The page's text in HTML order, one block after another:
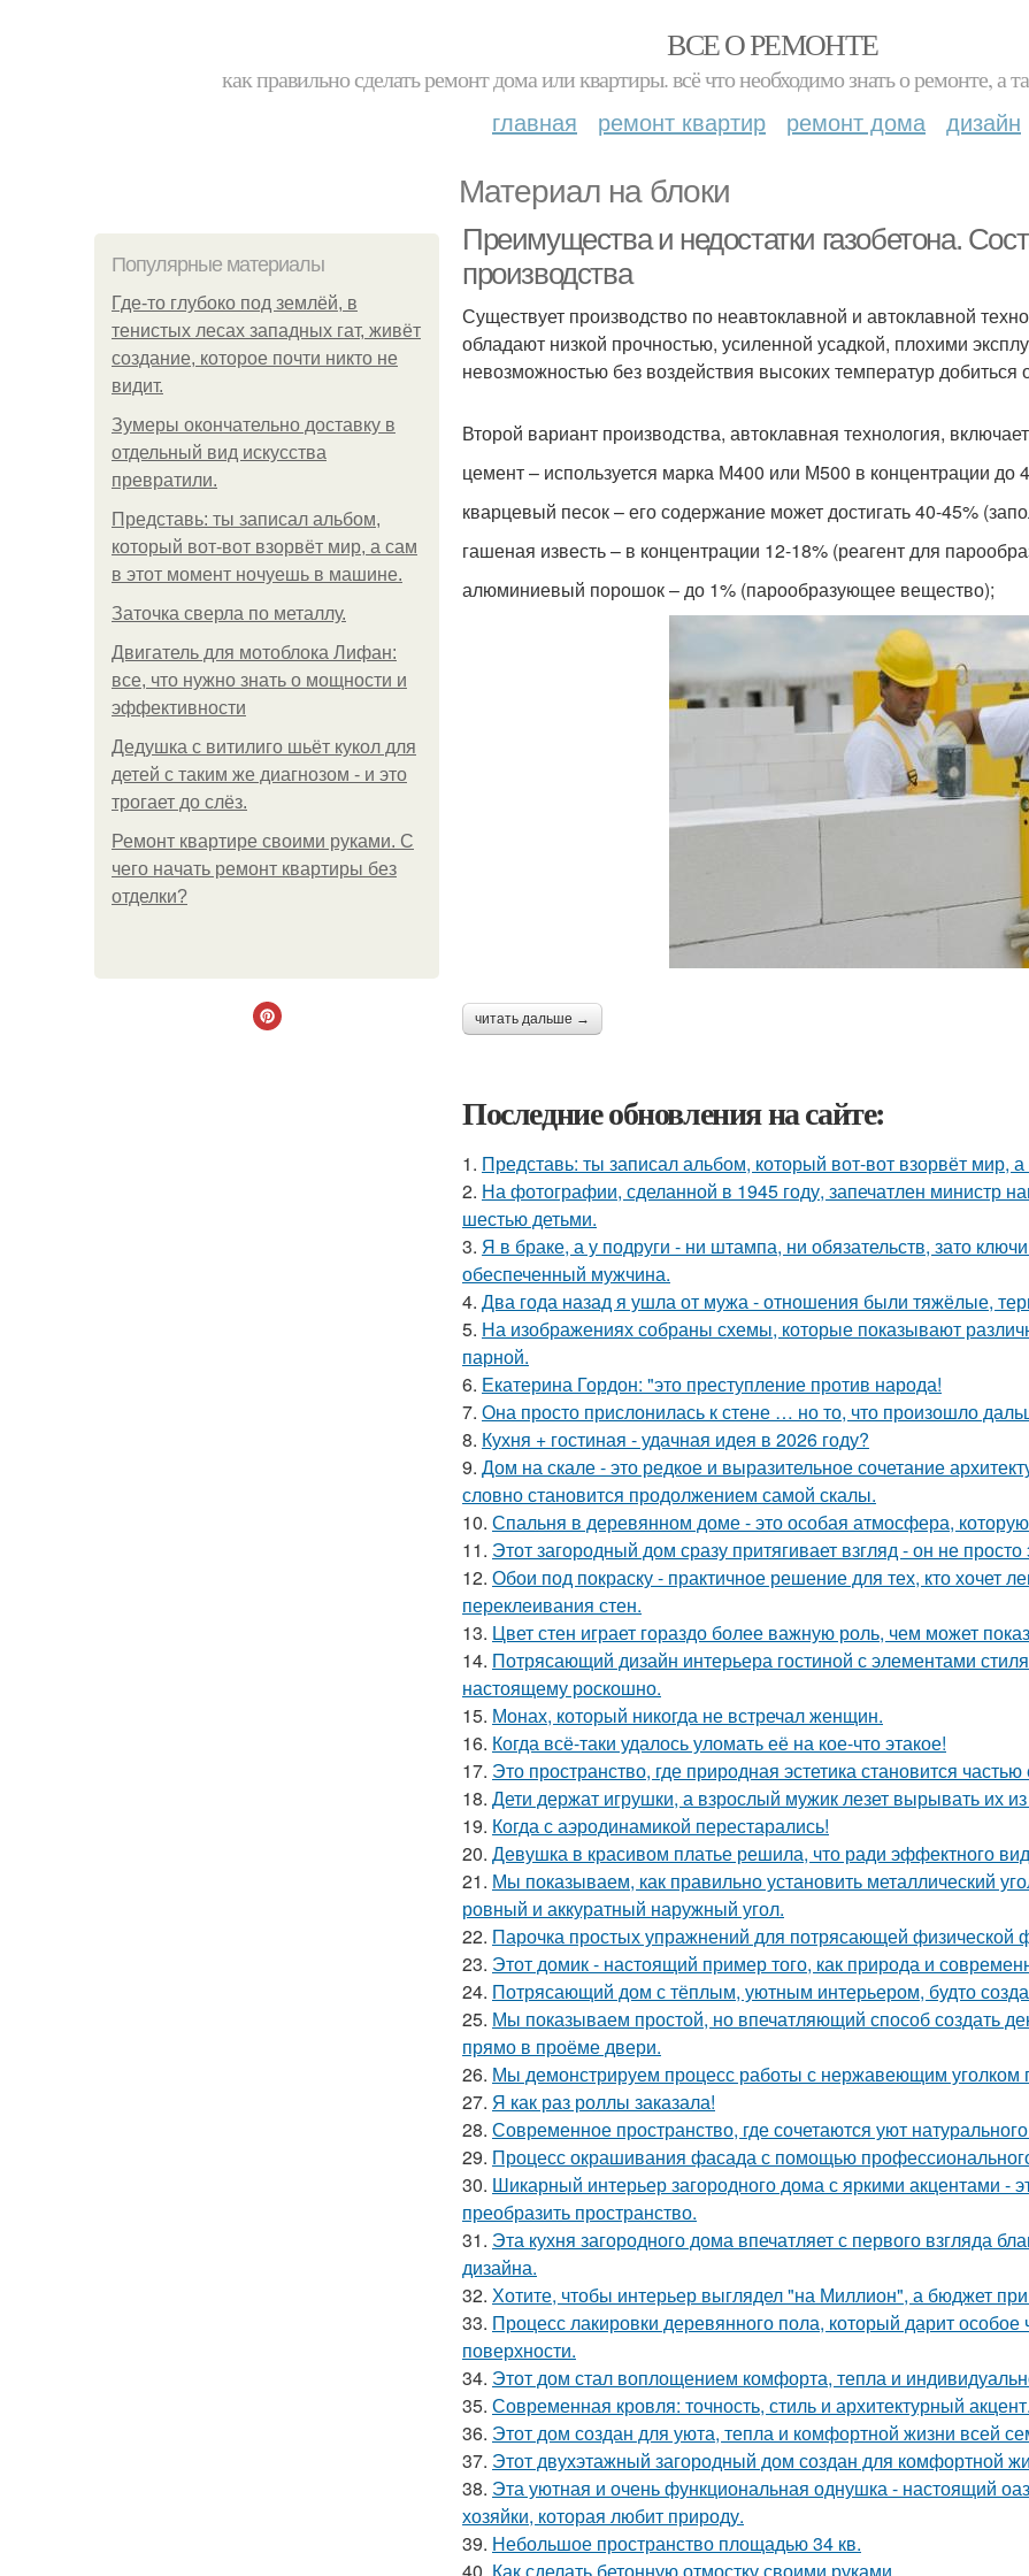
ВСЕ О РЕМОНТЕ
как правильно сделать ремонт дома или квартиры. всё что необходимо знать о ремонте,
главная ремонт квартир ремонт дома дизайн
Материал на блоки
Популярные материалы
Где-то глубоко под землёй, в
тенистых лесах западных гат, живёт
создание, которое почти никто не
видит.
Зумеры окончательно доставку в
отдельный вид искусства
превратили.
Представь: ты записал альбом,
который вот-вот взорвёт мир, а сам
в этот момент ночуешь в машине.
Заточка сверла по металлу.
Двигатель для мотоблока Лифан:
все, что нужно знать о мощности и
эффективности
Дедушка с витилиго шьёт кукол для
детей с таким же диагнозом - и это
трогает до слёз.
Ремонт квартире своими руками. С
чего начать ремонт квартиры без
отделки?
Преимущества и недостатки газобетона.
производства
Существует производство по неавтоклавной и автоклавной
обладают низкой прочностью, усиленной усадкой, плохими
невозможностью без воздействия высоких температур
Второй вариант производства, автоклавная технология,
цемент – используется марка М400 или М500 в концентрации до
кварцевый песок – его содержание может достигать 40-45%
гашеная известь – в концентрации 12-18% (реагент для
алюминиевый порошок – до 1% (парообразующее вещество);
читать дальше →
Последние обновления на сайте:
1. Представь: ты записал альбом, который вот-вот взорвёт мир,
2. На фотографии, сделанной в 1945 году, запечатлен министр
шестью детьми.
3. Я в браке, а у подруги - ни штампа, ни обязательств, зато
обеспеченный мужчина.
4. Два года назад я ушла от мужа - отношения были тяжёлые,
5. На изображениях собраны схемы, которые показывают
парной.
6. Екатерина Гордон: "это преступление против народа!
7. Она просто прислонилась к стене … но то, что произошло
8. Кухня + гостиная - удачная идея в 2026 году?
9. Дом на скале - это редкое и выразительное сочетание
словно становится продолжением самой скалы.
10. Спальня в деревянном доме - это особая атмосфера,
11. Этот загородный дом сразу притягивает взгляд - он не
12. Обои под покраску - практичное решение для тех, кто хочет
переклеивания стен.
13. Цвет стен играет гораздо более важную роль, чем может
14. Потрясающий дизайн интерьера гостиной с элементами
настоящему роскошно.
15. Монах, который никогда не встречал женщин.
16. Когда всё-таки удалось уломать её на кое-что этакое!
17. Это пространство, где природная эстетика становится
18. Дети держат игрушки, а взрослый мужик лезет вырывать их
19. Когда с аэродинамикой перестарались!
20. Девушка в красивом платье решила, что ради эффектного
21. Мы показываем, как правильно установить металлический
ровный и аккуратный наружный угол.
22. Парочка простых упражнений для потрясающей физической
23. Этот домик - настоящий пример того, как природа и
24. Потрясающий дом с тёплым, уютным интерьером, будто
25. Мы показываем простой, но впечатляющий способ создать
прямо в проёме двери.
26. Мы демонстрируем процесс работы с нержавеющим уголком
27. Я как раз роллы заказала!
28. Современное пространство, где сочетаются уют
29. Процесс окрашивания фасада с помощью
30. Шикарный интерьер загородного дома с яркими акцентами -
преобразить пространство.
31. Эта кухня загородного дома впечатляет с первого взгляда
дизайна.
32. Хотите, чтобы интерьер выглядел "на Миллион", а бюджет
33. Процесс лакировки деревянного пола, который дарит
поверхности.
34. Этот дом стал воплощением комфорта, тепла и
35. Современная кровля: точность, стиль и архитектурный акцент.
36. Этот дом создан для уюта, тепла и комфортной жизни всей
37. Этот двухэтажный загородный дом создан для комфортной
38. Эта уютная и очень функциональная однушка - настоящий
хозяйки, которая любит природу.
39. Небольшое пространство площадью 34 кв.